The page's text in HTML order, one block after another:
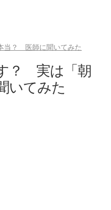
当？ 医師に聞いてみた
？ 実は「朝
いてみた